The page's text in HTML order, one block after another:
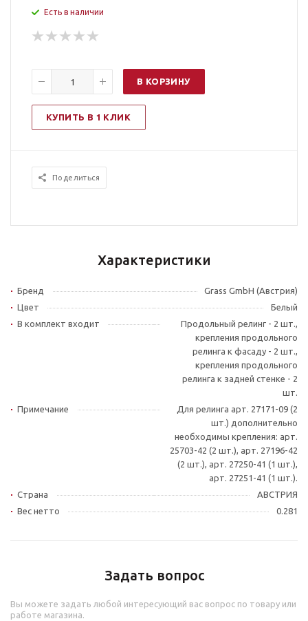
Есть в наличии
В КОРЗИНУ
КУПИТЬ В 1 КЛИК
Поделиться
Характеристики
Бренд
Grass GmbH (Австрия)
Цвет
Белый
В комплект входит
Продольный релинг - 2 шт.,
крепления продольного
релинга к фасаду - 2 шт.,
крепления продольного
релинга к задней стенке - 2
шт.
Примечание
Для релинга арт. 27171-09 (2
шт.) дополнительно
необходимы крепления: арт.
25703-42 (2 шт.), арт. 27196-42
(2 шт.), арт. 27250-41 (1 шт.),
арт. 27251-41 (1 шт.).
Страна
АВСТРИЯ
Вес нетто
0.281
Задать вопрос
Вы можете задать любой интересующий вас вопрос по товару или
работе магазина.